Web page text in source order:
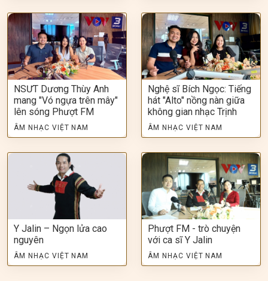
NSƯT Dương Thùy Anh
mang "Vó ngựa trên mây"
lên sóng Phượt FM
ÂM NHẠC VIỆT NAM
Nghệ sĩ Bích Ngọc: Tiếng
hát "Alto" nồng nàn giữa
không gian nhạc Trịnh
ÂM NHẠC VIỆT NAM
Y Jalin – Ngọn lửa cao
nguyên
ÂM NHẠC VIỆT NAM
Phượt FM - trò chuyện
với ca sĩ Y Jalin
ÂM NHẠC VIỆT NAM